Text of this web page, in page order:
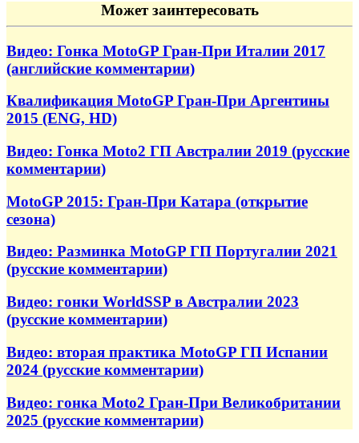
Может заинтересовать
Видео: Гонка MotoGP Гран-При Италии 2017
(английские комментарии)
Квалификация MotoGP Гран-При Аргентины
2015 (ENG, HD)
Видео: Гонка Moto2 ГП Австралии 2019 (русские
комментарии)
MotoGP 2015: Гран-При Катара (открытие
сезона)
Видео: Разминка MotoGP ГП Португалии 2021
(русские комментарии)
Видео: гонки WorldSSP в Австралии 2023
(русские комментарии)
Видео: вторая практика MotoGP ГП Испании
2024 (русские комментарии)
Видео: гонка Moto2 Гран-При Великобритании
2025 (русские комментарии)